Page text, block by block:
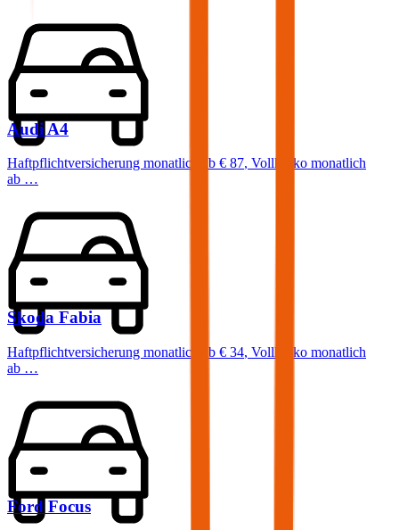
Audi A4
Haftpflichtversicherung monatlich ab € 87, Vollkasko monatlich
ab …
Skoda Fabia
Haftpflichtversicherung monatlich ab € 34, Vollkasko monatlich
ab …
Ford Focus